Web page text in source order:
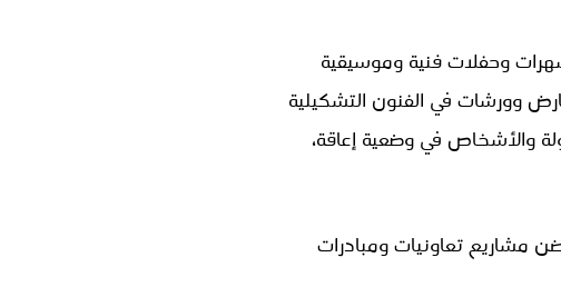
وحفلات فنية وموسيقية
وورشات في الفنون التشكيلية
والأشخاص في وضعية إعاقة،
يحتضن مشاريع تعاونيات ومبادرات